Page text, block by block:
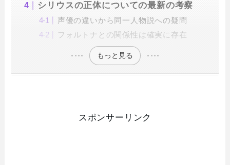
シリウスの正体についての最新の考察
声優の違いから同一人物説への疑問
フォルトナとの関係性は確実に存在
もっと見る
スポンサーリンク